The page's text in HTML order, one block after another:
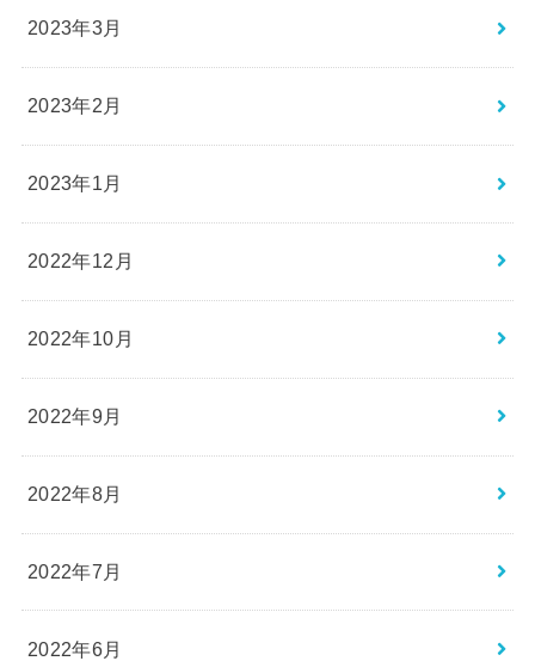
2023年3月
2023年2月
2023年1月
2022年12月
2022年10月
2022年9月
2022年8月
2022年7月
2022年6月